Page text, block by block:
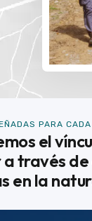
PARA
el
través
en la